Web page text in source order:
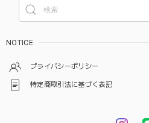
NOTICE
プライバシーポリシー
特定商取引法に基づく表記